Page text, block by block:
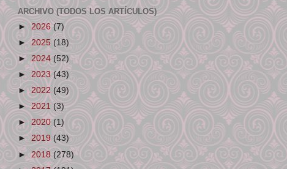
ARCHIVO (TODOS LOS ARTÍCULOS)
►2026(7)
►2025 (18)
► 2024(52)
►2023(43)
►2022 (49)
►2021 (3)
► 2020 (1)
► 2019 (43)
►2018(278)